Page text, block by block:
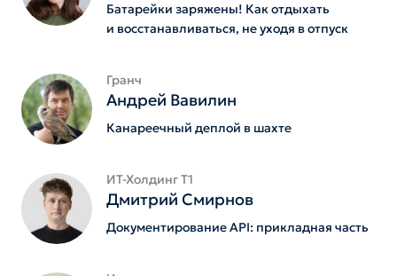
Батарейки заряжены! Как отдыхать
и восстанавливаться, не уходя в отпуск
Гранч
Андрей Вавилин
Канареечный деплой в шахте
ИТ-Холдинг Т1
Дмитрий Смирнов
Документирование API: прикладная часть